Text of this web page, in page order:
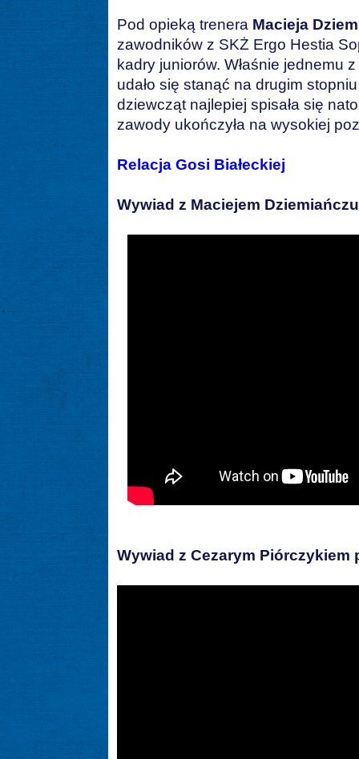
Pod opieką trenera Macieja
zawodników z SKŻ Ergo Hestia
kadry juniorów. Właśnie jednemu
udało się stanąć na drugim
dziewcząt najlepiej spisała się
zawody ukończyła na wysokiej
Relacja Gosi Białeckiej
Wywiad z Maciejem
Wywiad z Cezarym Piórczykiem